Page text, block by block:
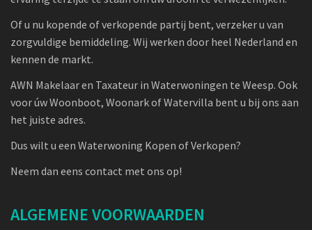
Of u nu kopende of verkopende partij bent, verzeker u van
zorgvuldige bemiddeling. Wij werken door heel Nederland en
kennen de markt.
AWN Makelaar en Taxateur in Waterwoningen te Weesp. Ook
voor úw Woonboot, Woonark of Watervilla bent u bij ons aan
het juiste adres.
Dus wilt u een Waterwoning Kopen of Verkopen?
Neem dan eens contact met ons op!
ALGEMENE VOORWAARDEN